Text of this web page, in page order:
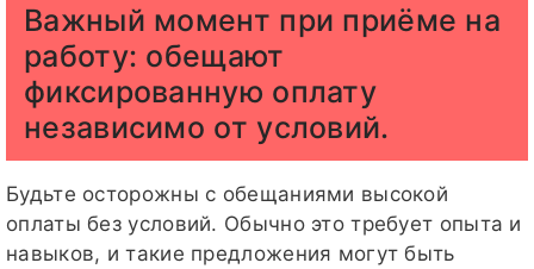
Важный момент при приёме на
работу: обещают
фиксированную оплату
независимо от условий.
Будьте осторожны с обещаниями высокой
оплаты без условий. Обычно это требует опыта и
навыков, и такие предложения могут быть